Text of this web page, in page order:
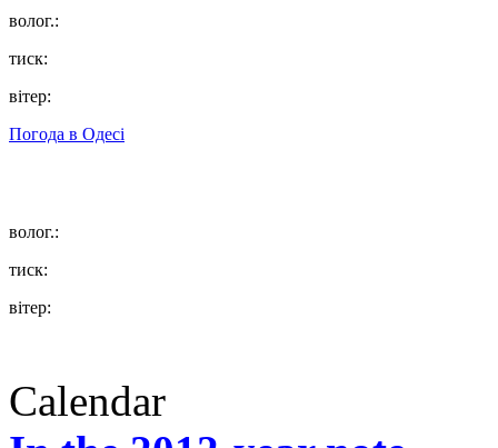
волог.:
тиск:
вітер:
Погода в Одесі
волог.:
тиск:
вітер:
Calendar